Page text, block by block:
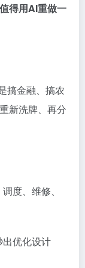
得用AI重做一
搞金融、搞农
新洗牌、再分
度、维修、
出优化设计